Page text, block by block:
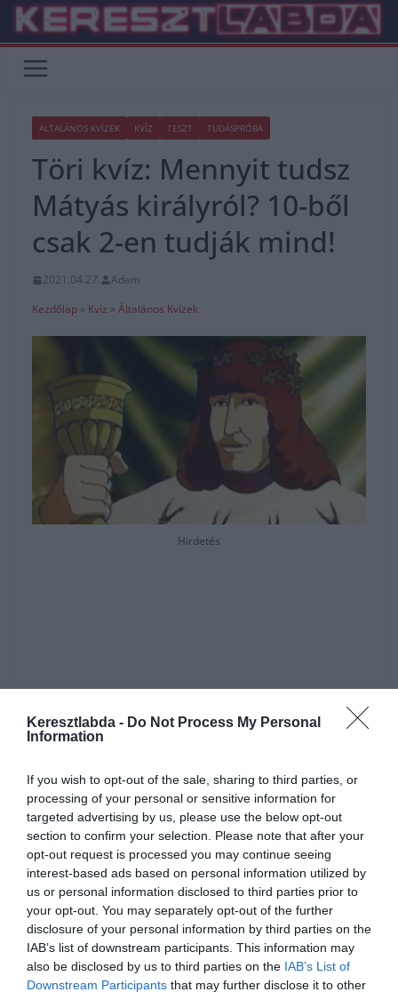
Keresztlabda - Do Not Process My Personal
Information
If you wish to opt-out of the sale, sharing to third parties, or
processing of your personal or sensitive information for
targeted advertising by us, please use the below opt-out
section to confirm your selection. Please note that after your
opt-out request is processed you may continue seeing
interest-based ads based on personal information utilized by
us or personal information disclosed to third parties prior to
your opt-out. You may separately opt-out of the further
disclosure of your personal information by third parties on the
IAB’s list of downstream participants. This information may
also be disclosed by us to third parties on the IAB’s List of
Downstream Participants that may further disclose it to other
Skip
content
ÁLTALÁNOS KVÍZEK KVÍZ TESZT TUDÁSPRÓBA
Töri kvíz: Mennyit tudsz
Mátyás királyról? 10-ből
csak 2-en tudják mind!
2021.04.27.
Adam
Kezdőlap » Kvíz » Általános Kvízek
Hirdetés
0%
Ki volt Mátyás király
apja?
V. László király